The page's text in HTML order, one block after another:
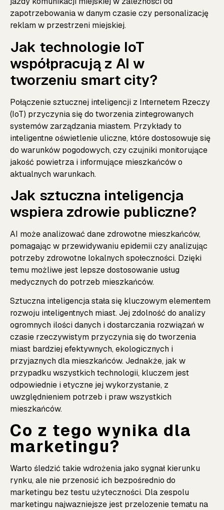
zapotrzebowania w danym czasie czy personalizację
reklam w przestrzeni miejskiej.
Jak technologie IoT
współpracują z AI w
tworzeniu smart city?
Połączenie sztucznej inteligencji z Internetem Rzeczy
(IoT) przyczynia się do tworzenia zintegrowanych
systemów zarządzania miastem. Przykłady to
inteligentne oświetlenie uliczne, które dostosowuje się
do warunków pogodowych, czy czujniki monitorujące
jakość powietrza i informujące mieszkańców o
aktualnych warunkach.
Jak sztuczna inteligencja
wspiera zdrowie publiczne?
AI może analizować dane zdrowotne mieszkańców,
pomagając w przewidywaniu epidemii czy analizując
potrzeby zdrowotne lokalnych społeczności. Dzięki
temu możliwe jest lepsze dostosowanie usług
medycznych do potrzeb mieszkańców.
Sztuczna inteligencja stała się kluczowym elementem
rozwoju inteligentnych miast. Jej zdolność do analizy
ogromnych ilości danych i dostarczania rozwiązań w
czasie rzeczywistym przyczynia się do tworzenia
miast bardziej efektywnych, ekologicznych i
przyjaznych dla mieszkańców. Jednakże, jak w
przypadku wszystkich technologii, kluczem jest
odpowiednie i etyczne jej wykorzystanie, z
uwzględnieniem potrzeb i praw wszystkich
mieszkańców.
Co z tego wynika dla
marketingu?
Warto śledzić takie wdrożenia jako sygnał kierunku
rynku, ale nie przenosić ich bezpośrednio do
marketingu bez testu użyteczności. Dla zespolu
marketingu najwazniejsze jest przelozenie tematu na